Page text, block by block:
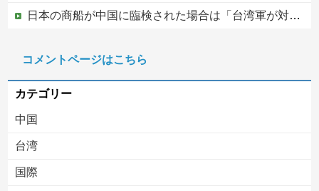
日本の商船が中国に臨検された場合は「台湾軍が対応」と台湾軍トップ！
【移民政策反対】イオンの売り場で唐揚げを食う中国人の子供
コメントページはこちら
カテゴリー
中国
台湾
国際